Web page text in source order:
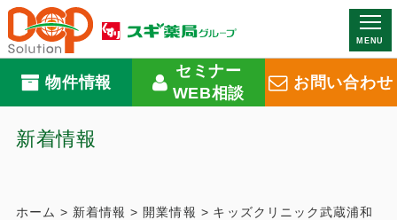
MENU
物件情報
セミナー
WEB相談
お問い合わせ
新着情報
ホーム > 新着情報 > 開業情報 > キッズクリニック武蔵浦和